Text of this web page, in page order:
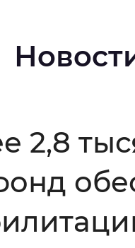
шрифта
между
сайта
2,8